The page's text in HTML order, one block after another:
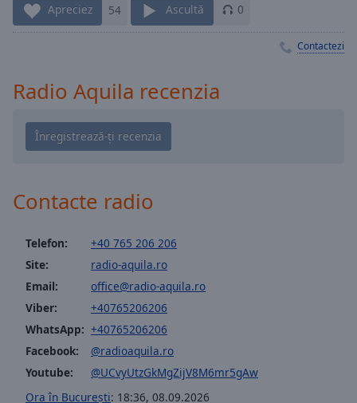
1x
Chapters
Chapters
Descriptions
off,
Subtitles
settings
opens
subtitles
settings
dialog
subtitles
Apreciez 54 Ascultă 0
Contactezi
Radio Aquila recenzia
Contacte radio
Telefon:
+40 765 206 206
Site:
radio-aquila.ro
Email:
office@radio-aquila.ro
Viber:
+40765206206
WhatsApp: +40765206206
Facebook:
@radioaquila.ro
Youtube:
@UCvyUtzGkMgZijV8M6mr5gAw
Ora în București: 18:36, 08.09.2026